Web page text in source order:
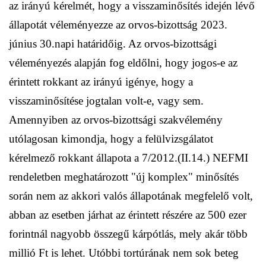
az irányú kérelmét, hogy a visszaminősítés idején lévő
állapotát véleményezze az orvos-bizottság 2023.
június 30.napi határidőig. Az orvos-bizottsági
véleményezés alapján fog eldőlni, hogy jogos-e az
érintett rokkant az irányú igénye, hogy a
visszaminősítése jogtalan volt-e, vagy sem.
Amennyiben az orvos-bizottsági szakvélemény
utólagosan kimondja, hogy a felülvizsgálatot
kérelmező rokkant állapota a 7/2012.(II.14.) NEFMI
rendeletben meghatározott "új komplex" minősítés
során nem az akkori valós állapotának megfelelő volt,
abban az esetben járhat az érintett részére az 500 ezer
forintnál nagyobb összegű kárpótlás, mely akár több
millió Ft is lehet. Utóbbi tortúrának nem sok beteg